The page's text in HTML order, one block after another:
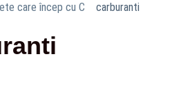
care încep cu C carburanti